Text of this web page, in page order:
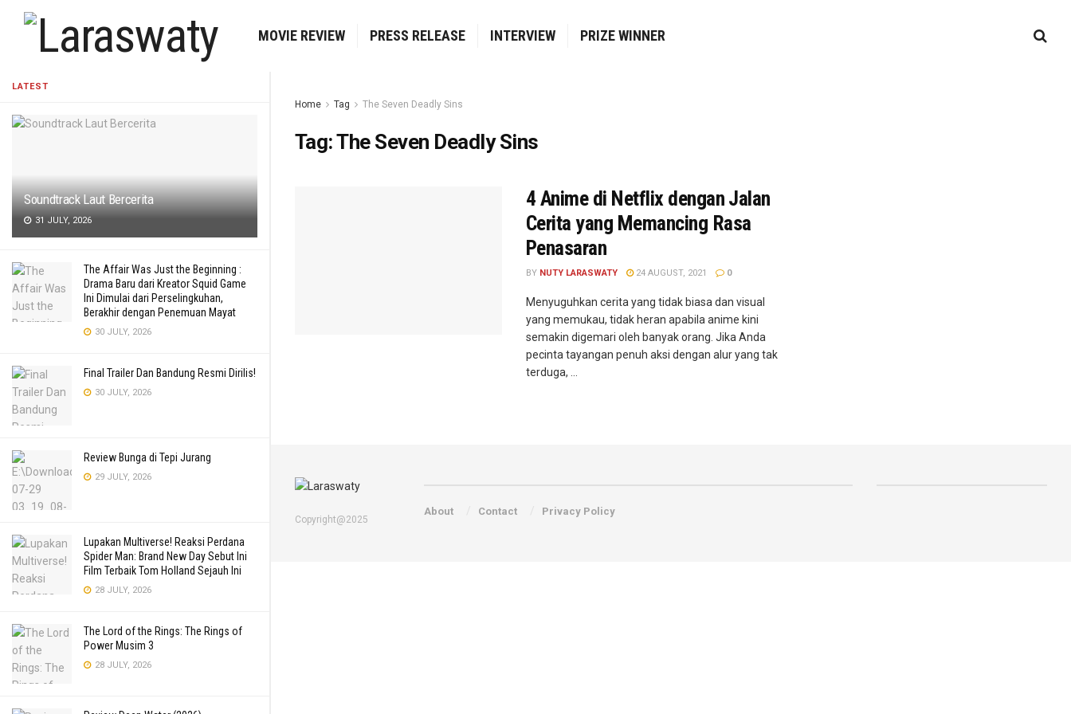
LATEST
Soundtrack Laut Bercerita
31 JULY, 2026
The Affair Was Just the Beginning :
Drama Baru dari Kreator Squid Game
Ini Dimulai dari Perselingkuhan,
Berakhir dengan Penemuan Mayat
30 JULY, 2026
Final Trailer Dan Bandung Resmi Dirilis!
30 JULY, 2026
Review Bunga di Tepi Jurang
29 JULY, 2026
Lupakan Multiverse! Reaksi Perdana
Spider Man: Brand New Day Sebut Ini
Film Terbaik Tom Holland Sejauh Ini
28 JULY, 2026
The Lord of the Rings: The Rings of
Power Musim 3
28 JULY, 2026
MOVIE REVIEW PRESS RELEASE INTERVIEW PRIZE WINNER
Home Tag The Seven Deadly Sins
Tag:The Seven Deadly Sins
4 Anime di Netflix dengan Jalan
Cerita yang Memancing Rasa
Penasaran
BY NUTY LARASWATY 24 AUGUST, 2021 0
Menyuguhkan cerita yang tidak biasa dan visual
yang memukau, tidak heran apabila anime kini
semakin digemari oleh banyak orang. Jika Anda
pecinta tayangan penuh aksi dengan alur yang tak
terduga, ...
Copyright@2025
About Contact Privacy Policy